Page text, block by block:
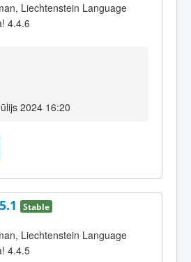
Liechtenstein Language
4.4.6
2024 16:20
Stable
Liechtenstein Language
4.4.5